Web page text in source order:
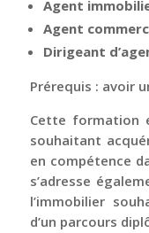
Agent
Agent
Dirigeant
Prérequis : avoir
Cette formation
souhaitant
en compétence
s’adresse
l’immobilier
d’un parcours